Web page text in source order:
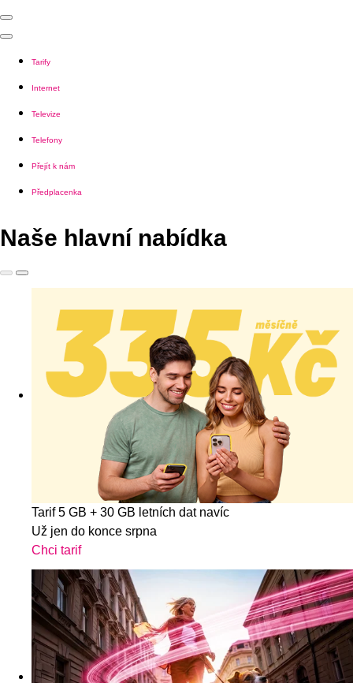
Tarify
Internet
Televize
Telefony
Přejít k nám
Předplacenka
Naše hlavní nabídka
Tarif 5 GB + 30 GB letních dat navíc
Už jen do konce srpna
Chci tarif